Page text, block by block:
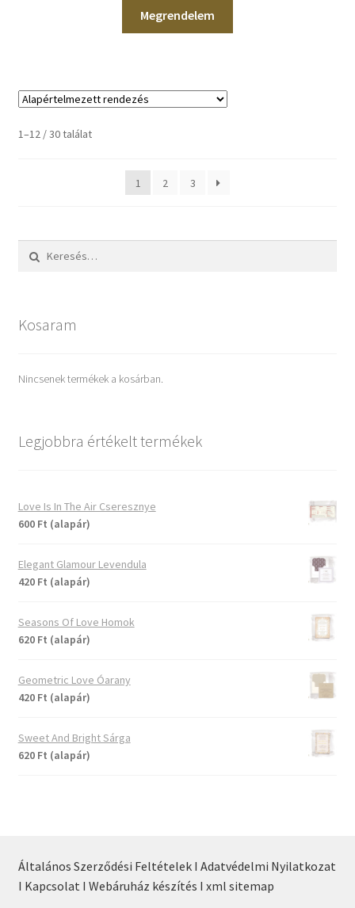
Megrendelem
1–12 / 30 találat
1 2 3
Keresés:
Kosaram
Nincsenek termékek a kosárban.
Legjobbra értékelt termékek
Love Is In The Air Cseresznye
600 Ft (alapár)
Elegant Glamour Levendula
420 Ft (alapár)
Seasons Of Love Homok
620 Ft (alapár)
Geometric Love Óarany
420 Ft (alapár)
Sweet And Bright Sárga
620 Ft (alapár)
Általános Szerződési Feltételek I Adatvédelmi Nyilatkozat
I Kapcsolat I Webáruház készítés I xml sitemap